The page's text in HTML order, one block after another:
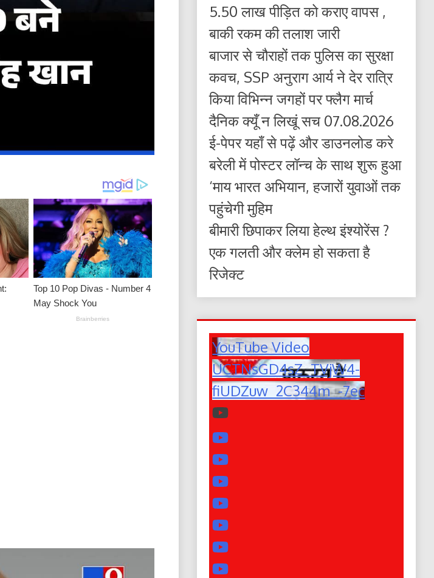
5.50 लाख पीड़ित को कराए वापस ,
बाकी रकम की तलाश जारी
बाजार से चौराहों तक पुलिस का सुरक्षा
कवच, SSP अनुराग आर्य ने देर रात्रि
किया विभिन्न जगहों पर फ्लैग मार्च
दैनिक क्यूँ न लिखूं सच 07.08.2026
ई-पेपर यहाँ से पढ़ें और डाउनलोड करे
बरेली में पोस्टर लॉन्च के साथ शुरू हुआ
‘माय भारत अभियान, हजारों युवाओं तक
पहुंचेगी मुहिम
बीमारी छिपाकर लिया हेल्थ इंश्योरेंस ?
एक गलती और क्लेम हो सकता है
रिजेक्ट
YouTube Video
UCTNsGD4sZ_TVjW4-
fiUDZuw_2C344m_-7ec